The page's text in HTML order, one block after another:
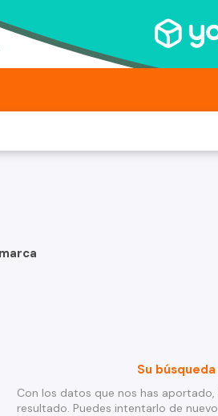
Su
Con los datos que nos has
resultado. Puedes intentarlo de